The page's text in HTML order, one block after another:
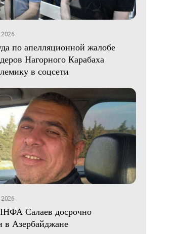
2026
по апелляционной жалобе
Нагорного Карабаха
в соцсети
2026
Салаев досрочно
в Азербайджане